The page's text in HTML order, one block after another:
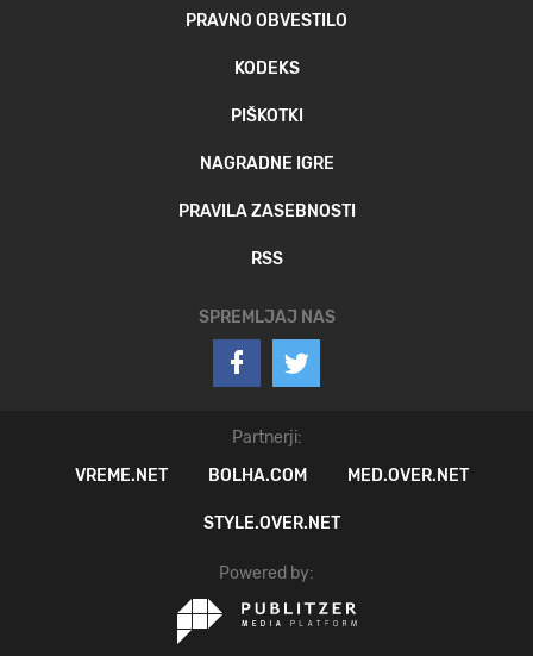
PRAVNO OBVESTILO
KODEKS
PIŠKOTKI
NAGRADNE IGRE
PRAVILA ZASEBNOSTI
RSS
SPREMLJAJ NAS
Partnerji:
VREME.NET
BOLHA.COM MED.OVER.NET
STYLE.OVER.NET
Powered by: